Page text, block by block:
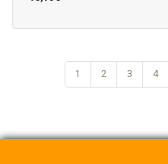
1 2 3 4